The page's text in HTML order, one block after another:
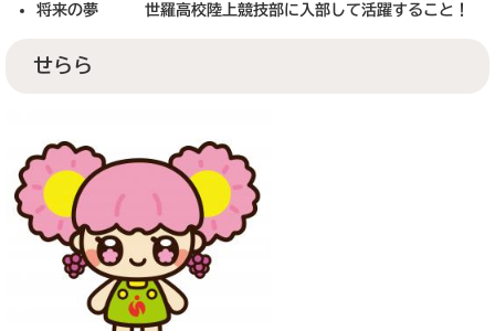
将来の夢 世羅高校陸上競技部に入部して活躍すること！
せらら